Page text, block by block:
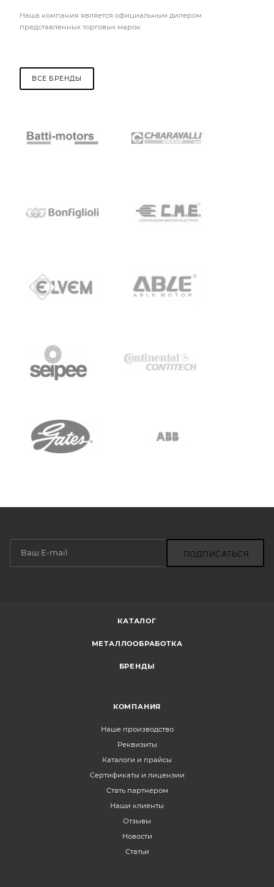
Наша компания является официальным дилером
представленных торговых марок.
ВСЕ БРЕНДЫ
ПОДПИСАТЬСЯ
КАТАЛОГ
МЕТАЛЛООБРАБОТКА
БРЕНДЫ
КОМПАНИЯ
Наше производство
Реквизиты
Каталоги и прайсы
Сертификаты и лицензии
Стать партнером
Наши клиенты
Отзывы
Новости
Статьи